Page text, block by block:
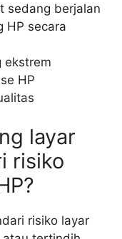
sedang berjalan
HP secara
ekstrem
HP
layar
risiko
risiko layar